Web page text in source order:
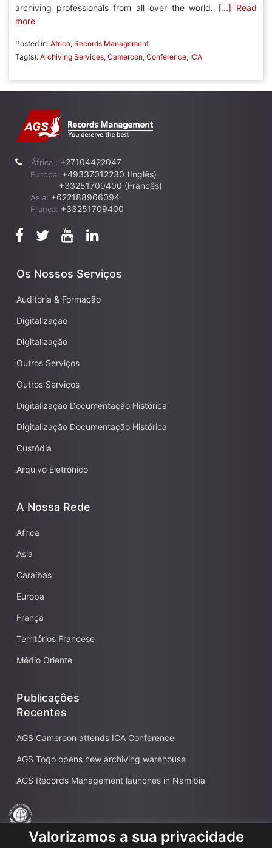
archiving professionals from all over the world. [...] Read
more
Posted in: Africa, Records Management
Tag(s): Archiving Services, Cameroon, Conference, ICA
África : +27104422047
Europa: +49337012230 (Inglês)
+33251709400 (Francês)
Ásia: +622188966094
França: +33251709400
Os Nossos Serviços
Auditoria & Formação
Digitalização
Digitalização
Outros Serviços
Outros Serviços
Digitalização Documentação Histórica
Digitalização Documentação Histórica
Custódia
Arquivo Eletrónico
A Nossa Rede
Africa
Asia
Caraíbas
Europa
França
Territórios Francese
Médio Oriente
Publicaçôes
Recentes
AGS Cameroon attends ICA Conference
AGS Togo opens new archiving warehouse
AGS Records Management launches in Namibia
Valorizamos a sua privacidade